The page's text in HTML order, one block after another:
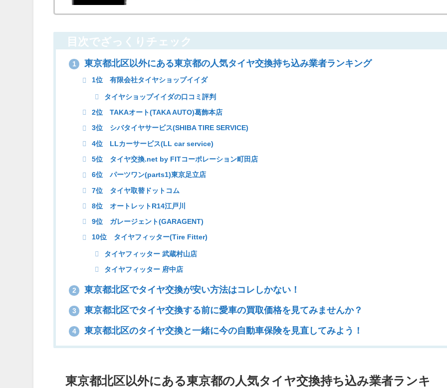
目次でざっくりチェック
1 東京都北区以外にある東京都の人気タイヤ交換持ち込み業者ランキング
1位 有限会社タイヤショップイイダ
タイヤショップイイダの口コミ評判
2位 TAKAオート(TAKA AUTO)葛飾本店
3位 シバタイヤサービス(SHIBA TIRE SERVICE)
4位 LLカーサービス(LL car service)
5位 タイヤ交換.net by FITコーポレーション町田店
6位 パーツワン(parts1)東京足立店
7位 タイヤ取替ドットコム
8位 オートレットR14江戸川
9位 ガレージェント(GARAGENT)
10位 タイヤフィッター(Tire Fitter)
タイヤフィッター 武蔵村山店
タイヤフィッター 府中店
2 東京都北区でタイヤ交換が安い方法はコレしかない！
3 東京都北区でタイヤ交換する前に愛車の買取価格を見てみませんか？
4 東京都北区のタイヤ交換と一緒に今の自動車保険を見直してみよう！
東京都北区以外にある東京都の人気タイヤ交換持ち込み業者ランキ